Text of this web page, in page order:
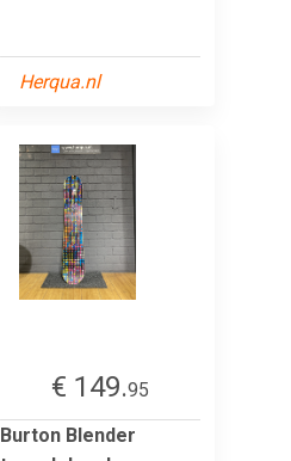
Herqua.nl
€ 149.95
Burton Blender